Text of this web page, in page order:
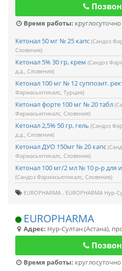
Время работы: круглосуточно
Кетонал 50 мг № 25 капс (Сандоз
Словения)
Кетонал 5% 30 гр, крем (Сандоз
д.д., Словения)
Кетонал 100 мг № 12 суппозит.
Фармасьютикалс, Турция)
Кетонал форте 100 мг № 20 табл
Фармасьютикалс, Словения)
Кетонал 2,5% 50 гр, гель (Сандоз
д.д., Словения)
Кетонал ДУО 150мг № 20 капс
Фармасьютикалс, Словения)
Кетонал 100 мг/2 мл № 10 р-р для
(Сандоз Фармасьютикалс, Словения)
EUROPHARMA EUROPHARMA Нур-
EUROPHARMA
Адрес: Нур-Султан (Астана),
Время работы: круглосуточно